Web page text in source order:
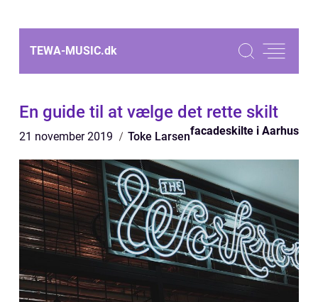
TEWA-MUSIC.dk
En guide til at vælge det rette skilt
21 november 2019 Toke Larsenfacadeskilte i Aarhus